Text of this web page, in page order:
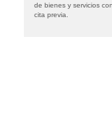
de bienes y servicios
cita previa.